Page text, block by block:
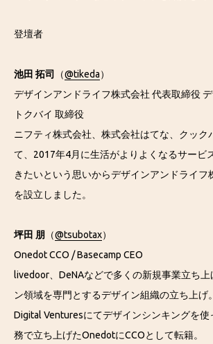
登壇者
池田 拓司 （@tikeda）
デザインアンドライフ株式会社 代表取締役
トクバイ 取締役
ニフティ株式会社、株式会社はてな、クック
て、2017年4月に生活がよりよくなるサービ
きたいという思いからデザインアンドライフ
を設立しました。
坪田 朋 （@tsubotax）
Onedot CCO / Basecamp CEO
livedoor、DeNAなどで多くの新規事業立ち上
ン領域を専門とするデザイン組織の立ち上げ
Digital Venturesにてデザインシンキングを使
務で立ち上げたOnedotにCCOとして転籍。